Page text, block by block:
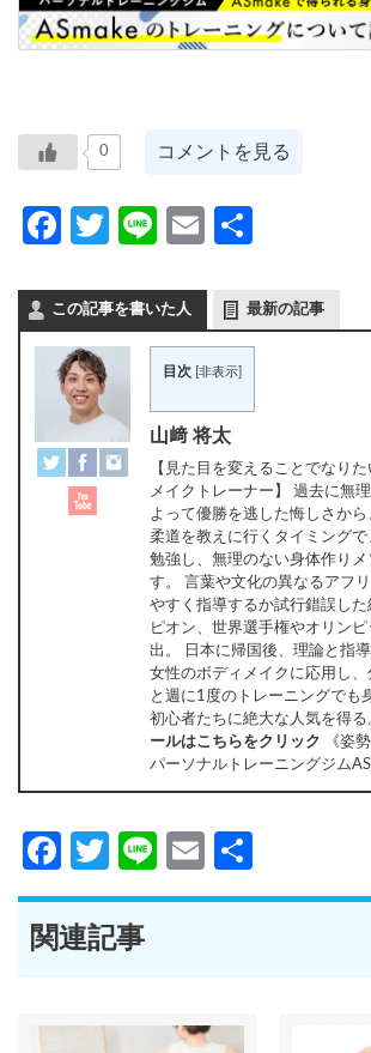
0 コメントを見る
Facebook
Twitter
LineEmail
この記事を書いた人 最新の記事
目次 非表示
山﨑 将太
【見た目を変えることでなり
メイクトレーナー】 過去に無
よって優勝を逃した悔しさか
柔道を教えに行くタイミング
勉強し、無理のない身体作りメ
す。 言葉や文化の異なるアフ
やすく指導するか試行錯誤し
ピオン、世界選手権やオリン
出。 日本に帰国後、理論と指
女性のボディメイクに応用し
と週に1度のトレーニングでも
初心者たちに絶大な人気を得る
ールはこちらをクリック 《姿
パーソナルトレーニングジム
Facebook
Twitter
LineEmail
有
関連記事